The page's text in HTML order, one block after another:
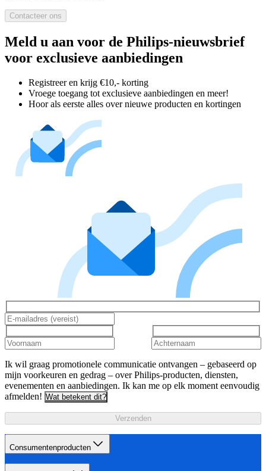
Contacteer ons
Meld u aan voor de Philips-nieuwsbrief
voor exclusieve aanbiedingen
Registreer en krijg €10,- korting
Vroege toegang tot exclusieve aanbiedingen en meer!
Hoor als eerste alles over nieuwe producten en kortingen
Ik wil graag promotionele communicatie ontvangen – gebaseerd op
mijn voorkeuren en gedrag – over Philips-producten, diensten,
evenementen en aanbiedingen. Ik kan me op elk moment eenvoudig
afmelden! Wat betekent dit?
Verzenden
Consumentenproducten